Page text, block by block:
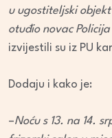
u ugostiteljski
otuđio novac
izvijestili su iz PU
Dodaju i kako je:
–Noću s 13. na 14.